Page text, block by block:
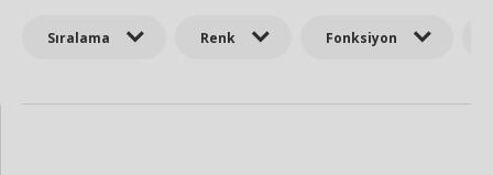
Sıralama Renk Fonksiyon